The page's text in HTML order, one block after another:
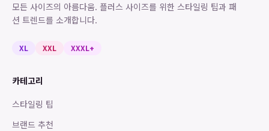
모든 사이즈의 아름다움. 플러스 사이즈를 위한 스타일링 팁과 패
션 트렌드를 소개합니다.
XL XXL XXXL+
카테고리
스타일링 팁
브랜드 추천